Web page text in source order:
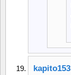
kapito153